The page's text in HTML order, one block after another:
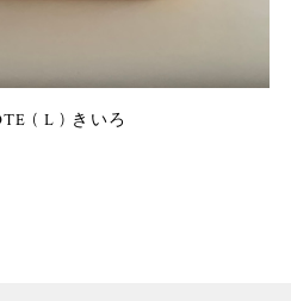
( L ) きいろ